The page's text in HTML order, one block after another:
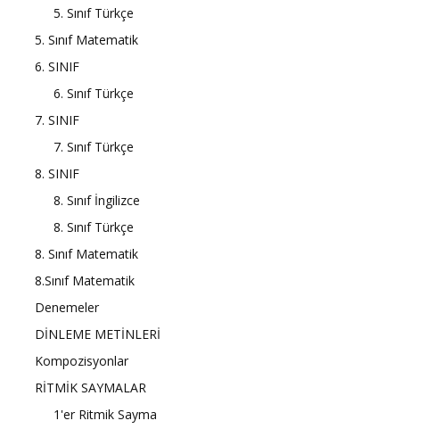
5. Sınıf Türkçe
5. Sınıf Matematik
6. SINIF
6. Sınıf Türkçe
7. SINIF
7. Sınıf Türkçe
8. SINIF
8. Sınıf İngilizce
8. Sınıf Türkçe
8. Sınıf Matematik
8.Sınıf Matematik
Denemeler
DİNLEME METİNLERİ
Kompozisyonlar
RİTMİK SAYMALAR
1'er Ritmik Sayma